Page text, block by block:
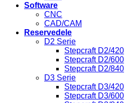
Software
CNC
CAD/CAM
Reservedele
D2 Serie
Stepcraft D2/420
Stepcraft D2/600
Stepcraft D2/840
D3 Serie
Stepcraft D3/420
Stepcraft D3/600